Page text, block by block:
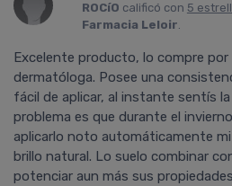
ROCíO calificó con 5
Farmacia Leloir.
Excelente producto, lo compre
dermatóloga. Posee una
fácil de aplicar, al instante sentís
problema es que durante el
aplicarlo noto automáticamente
brillo natural. Lo suelo combinar
potenciar aun más sus